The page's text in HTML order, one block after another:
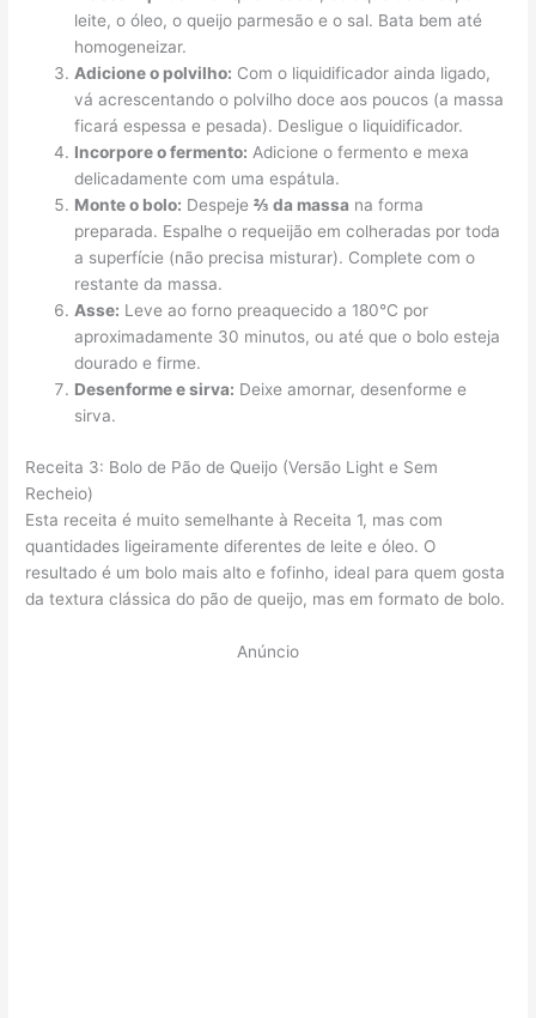
leite, o óleo, o queijo parmesão e o sal. Bata bem até
homogeneizar.
Adicione o polvilho: Com o liquidificador ainda ligado,
vá acrescentando o polvilho doce aos poucos (a massa
ficará espessa e pesada). Desligue o liquidificador.
Incorpore o fermento: Adicione o fermento e mexa
delicadamente com uma espátula.
Monte o bolo: Despeje⅔ da massa na forma
preparada. Espalhe o requeijão em colheradas por toda
a superfície (não precisa misturar). Complete com o
restante da massa.
Asse: Leve ao forno preaquecido a 180°C por
aproximadamente 30 minutos, ou até que o bolo esteja
dourado e firme.
Desenforme e sirva: Deixe amornar, desenforme e
sirva.
Receita 3: Bolo de Pão de Queijo (Versão Light e Sem
Recheio)
Esta receita é muito semelhante à Receita 1, mas com
quantidades ligeiramente diferentes de leite e óleo. O
resultado é um bolo mais alto e fofinho, ideal para quem gosta
da textura clássica do pão de queijo, mas em formato de bolo.
Anúncio